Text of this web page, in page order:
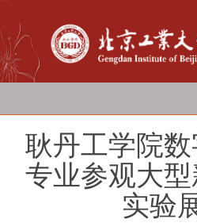
耿丹工学院
专业参观大
实验